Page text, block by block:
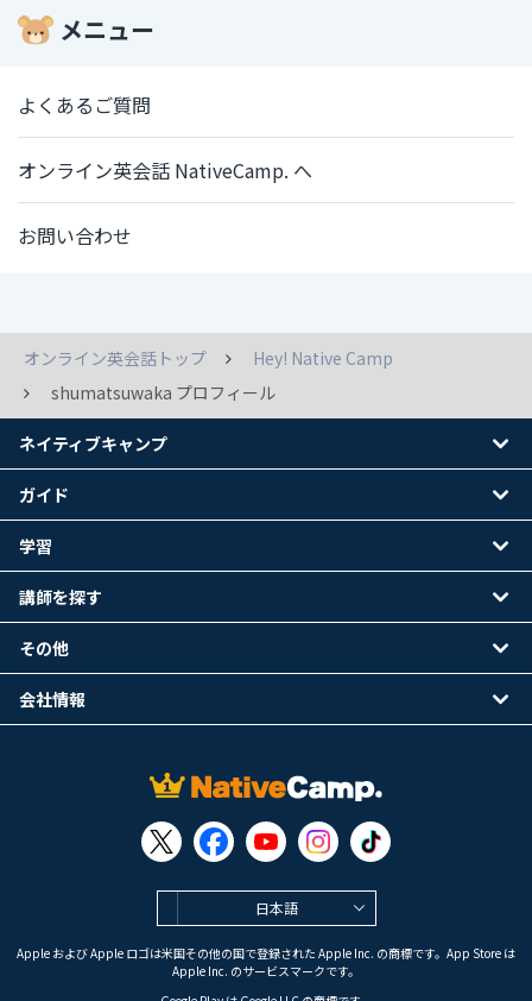
メニュー
よくあるご質問
オンライン英会話 NativeCamp. へ
お問い合わせ
オンライン英会話トップ
Hey! Native Camp
shumatsuwaka プロフィール
日本語
Apple および Apple ロゴは米国その他の国で登録された Apple Inc. の商標です。App Store は
Apple Inc. のサービスマークです。
ネイティブキャンプ
ガイド
学習
講師を探す
その他
会社情報